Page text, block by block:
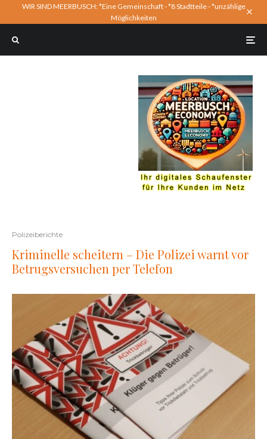
WIR SIND MEERBUSCH: *Eine Gemeinschaft - *8 Stadtteile - *unzählige
Möglichkeiten
Polizeiberichte
Kriminelle scheitern – Die Polizei warnt vor
Betrugsversuchen per Telefon